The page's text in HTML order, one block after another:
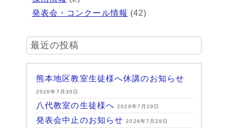
発表会・コンクール情報 (42)
最近の投稿
熊本地区教室生徒様へ休講のお知らせ
2026年7月30日
八代教室の生徒様へ 2026年7月29日
発表会中止のお知らせ 2026年7月29日